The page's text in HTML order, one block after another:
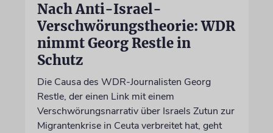
Nach Anti-Israel-
Verschwörungstheorie: WDR
nimmt Georg Restle in
Schutz
Die Causa des WDR-Journalisten Georg
Restle, der einen Link mit einem
Verschwörungsnarrativ über Israels Zutun zur
Migrantenkrise in Ceuta verbreitet hat, geht